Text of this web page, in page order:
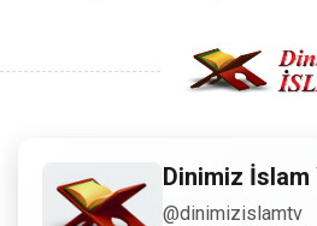
Copyright © 2008 - Dinimiz
Dinimiz İslam
@dinimizislamtv